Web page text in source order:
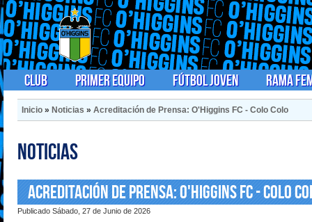
Club Primer Equipo Fútbol Joven Rama
Inicio » Noticias » Acreditación de Prensa: O'Higgins FC - Colo Colo
Noticias
Acreditación de Prensa: O'Higgins FC - Colo
Publicado Sábado, 27 de Junio de 2026